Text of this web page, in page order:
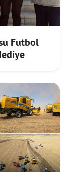
Futbol